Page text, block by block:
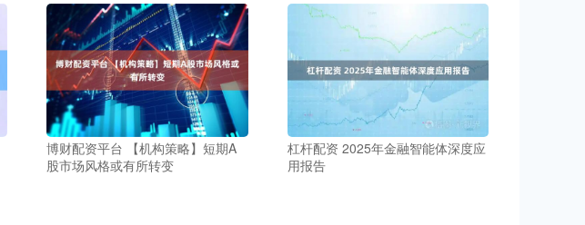
博财配资平台 【机构策略】短期A
股市场风格或有所转变
杠杆配资 2025年金融智能体深度应
用报告